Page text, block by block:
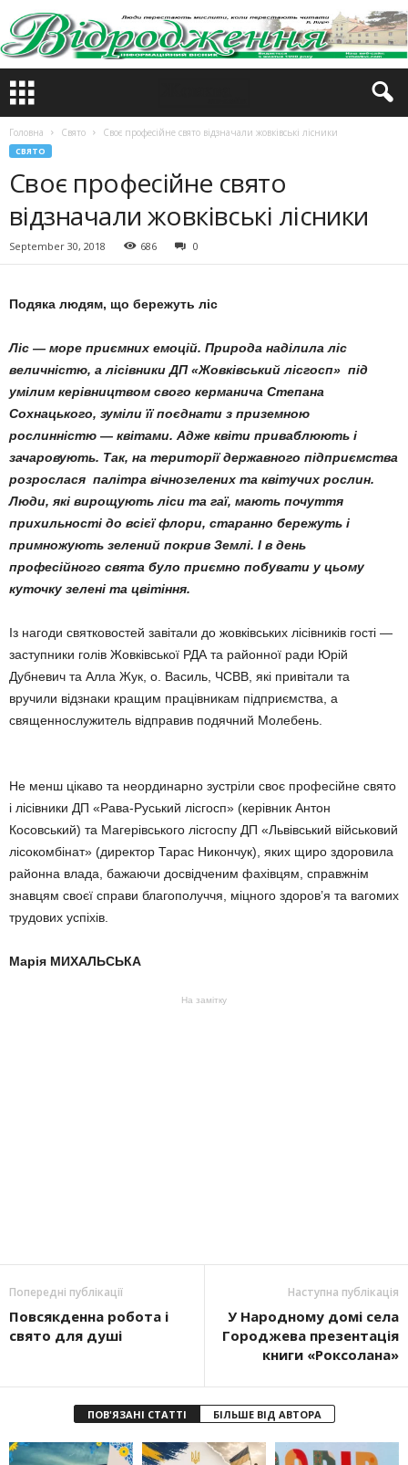
Головна Свято Своє професійне свято відзначали жовківські лісники
СВЯТО
Своє професійне свято
відзначали жовківські лісники
September 30, 2018 686 0
Подяка людям, що бережуть ліс
Ліс — море приємних емоцій. Природа наділила ліс
величністю, а лісівники ДП «Жовківський лісгосп» під
умілим керівництвом свого керманича Степана
Сохнацького, зуміли її поєднати з приземною
рослинністю — квітами. Адже квіти приваблюють і
зачаровують. Так, на території державного підприємства
розрослася палітра вічнозелених та квітучих рослин.
Люди, які вирощують ліси та гаї, мають почуття
прихильності до всієї флори, старанно бережуть і
примножують зелений покрив Землі. І в день
професійного свята було приємно побувати у цьому
куточку зелені та цвітіння.
Із нагоди святковостей завітали до жовківських лісівників гості —
заступники голів Жовківської РДА та районної ради Юрій
Дубневич та Алла Жук, о. Василь, ЧСВВ, які привітали та
вручили відзнаки кращим працівникам підприємства, а
священнослужитель відправив подячний Молебень.
Не менш цікаво та неординарно зустріли своє професійне свято
і лісівники ДП «Рава-Руський лісгосп» (керівник Антон
Косовський) та Магерівського лісгоспу ДП «Львівський військовий
лісокомбінат» (директор Тарас Никончук), яких щиро здоровила
районна влада, бажаючи досвідченим фахівцям, справжнім
знавцям своєї справи благополуччя, міцного здоров’я та вагомих
трудових успіхів.
Марія МИХАЛЬСЬКА
На замітку
Попередні публікації
Повсякденна робота і
свято для душі
Наступна публікація
У Народному домі села
Городжева презентація
книги «Роксолана»
ПОВ'ЯЗАНІ СТАТТІ БІЛЬШЕ ВІД АВТОРА